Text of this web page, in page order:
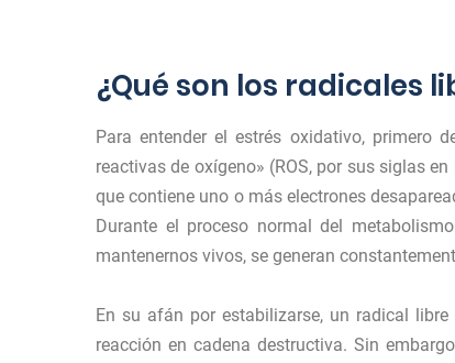
¿Qué son los radicales
Para entender el estrés oxidativo, primero
reactivas de oxígeno» (ROS, por sus siglas
que contiene uno o más electrones
Durante el proceso normal del
mantenernos vivos, se generan
En su afán por estabilizarse, un radical
reacción en cadena destructiva. Sin